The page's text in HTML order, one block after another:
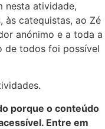
nesta atividade,
às catequistas, ao Zé
anónimo e a toda a
de todos foi possível
porque o conteúdo
Entre em